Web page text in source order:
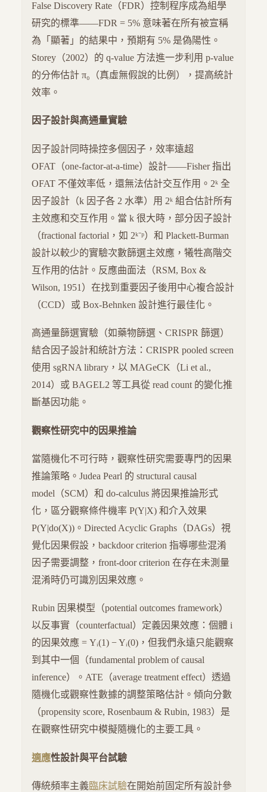
False Discovery Rate（FDR）控制程序成為組學
研究的標準——FDR = 5% 意味著在所有被宣稱
為「顯著」的結果中，預期有 5% 是偽陽性。
Storey（2002）的 q-value 方法進一步利用 p-value
的分佈估計 π₀（真虛無假說的比例），提高統計
效率。
因子設計與高通量實驗
因子設計同時操控多個因子，效率遠超
OFAT（one-factor-at-a-time）設計——Fisher 指出
OFAT 不僅效率低，還無法估計交互作用。2ᵏ 全
因子設計（k 因子各 2 水準）用 2ᵏ 組合估計所有
主效應和交互作用。當 k 很大時，部分因子設計
（fractional factorial，如 2ᵏ⁻ᵖ）和 Plackett-Burman
設計以較少的實驗次數篩選主效應，犧牲高階交
互作用的估計。反應曲面法（RSM, Box &
Wilson, 1951）在找到重要因子後用中心複合設計
（CCD）或 Box-Behnken 設計進行最佳化。
高通量篩選實驗（如藥物篩選、CRISPR 篩選）
結合因子設計和統計方法：CRISPR pooled screen
使用 sgRNA library，以 MAGeCK（Li et al.,
2014）或 BAGEL2 等工具從 read count 的變化推
斷基因功能。
觀察性研究中的因果推論
當隨機化不可行時，觀察性研究需要專門的因果
推論策略。Judea Pearl 的 structural causal
model（SCM）和 do-calculus 將因果推論形式
化，區分觀察條件機率 P(Y|X) 和介入效果
P(Y|do(X))。Directed Acyclic Graphs（DAGs）視
覺化因果假設，backdoor criterion 指導哪些混淆
因子需要調整，front-door criterion 在存在未測量
混淆時仍可識別因果效應。
Rubin 因果模型（potential outcomes framework）
以反事實（counterfactual）定義因果效應：個體 i
的因果效應 = Yᵢ(1) − Yᵢ(0)，但我們永遠只能觀察
到其中一個（fundamental problem of causal
inference）。ATE（average treatment effect）透過
隨機化或觀察性數據的調整策略估計。傾向分數
（propensity score, Rosenbaum & Rubin, 1983）是
在觀察性研究中模擬隨機化的主要工具。
適應性設計與平台試驗
傳統頻率主義臨床試驗在開始前固定所有設計參